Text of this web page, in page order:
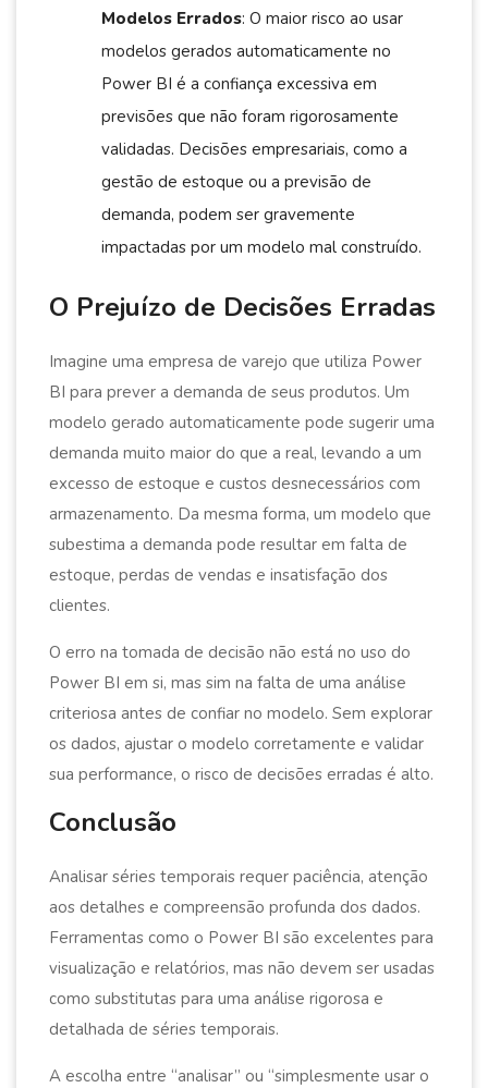
Modelos Errados: O maior risco ao usar
modelos gerados automaticamente no
Power BI é a confiança excessiva em
previsões que não foram rigorosamente
validadas. Decisões empresariais, como a
gestão de estoque ou a previsão de
demanda, podem ser gravemente
impactadas por um modelo mal construído.
O Prejuízo de Decisões Erradas
Imagine uma empresa de varejo que utiliza Power
BI para prever a demanda de seus produtos. Um
modelo gerado automaticamente pode sugerir uma
demanda muito maior do que a real, levando a um
excesso de estoque e custos desnecessários com
armazenamento. Da mesma forma, um modelo que
subestima a demanda pode resultar em falta de
estoque, perdas de vendas e insatisfação dos
clientes.
O erro na tomada de decisão não está no uso do
Power BI em si, mas sim na falta de uma análise
criteriosa antes de confiar no modelo. Sem explorar
os dados, ajustar o modelo corretamente e validar
sua performance, o risco de decisões erradas é alto.
Conclusão
Analisar séries temporais requer paciência, atenção
aos detalhes e compreensão profunda dos dados.
Ferramentas como o Power BI são excelentes para
visualização e relatórios, mas não devem ser usadas
como substitutas para uma análise rigorosa e
detalhada de séries temporais.
A escolha entre “analisar” ou “simplesmente usar o